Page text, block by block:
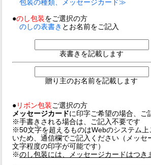
包装の種類、メッセージカード≫
●のし包装をご選択の方
のしの表書き とお名前をご記入
表書きを記載します
贈り主のお名前を記載します
● リボン包装ご選択の方
メッセージカードに印字ご希望の場合、ご
※手書きされる場合は、ご記入不要です
※50文字を超えるものはWebのシステム上
いため、通信欄でご記入ください（メッセ
文字程度の印字が可能です）
※のし包装には、メッセージカードはつき